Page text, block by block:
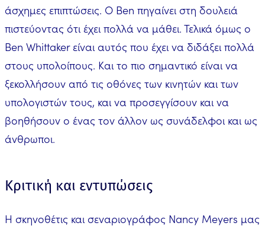
άσχημες επιπτώσεις. Ο Ben πηγαίνει στη δουλειά
πιστεύοντας ότι έχει πολλά να μάθει. Τελικά όμως ο
Ben Whittaker είναι αυτός που έχει να διδάξει πολλά
στους υπολοίπους. Και το πιο σημαντικό είναι να
ξεκολλήσουν από τις οθόνες των κινητών και των
υπολογιστών τους, και να προσεγγίσουν και να
βοηθήσουν ο ένας τον άλλον ως συνάδελφοι και ως
άνθρωποι.
Κριτική και εντυπώσεις
Η σκηνοθέτις και σεναριογράφος Nancy Meyers μας